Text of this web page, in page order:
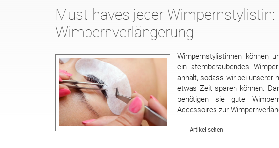
Must-haves jeder
Wimpernverlängerung
Wimpernstylistinnen können
ein atemberaubendes
anhält, sodass wir bei unserer
etwas Zeit sparen können.
benötigen sie gute
Accessoires zur
Artikel sehen